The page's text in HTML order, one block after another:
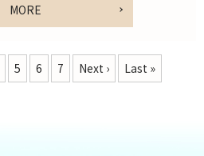
MORE
5 6 7 Next › Last »